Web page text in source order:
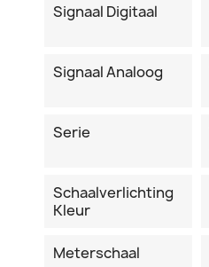
Signaal Digitaal
Signaal Analoog
Serie
Schaalverlichting
Kleur
Meterschaal